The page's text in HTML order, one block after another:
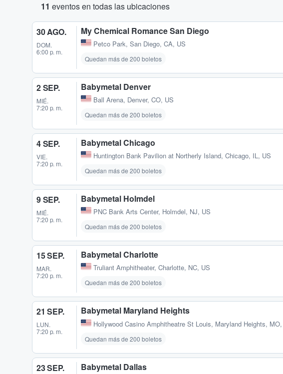
11 eventos en todas las ubicaciones
30 AGO.
DOM.
6:00 p. m.
My Chemical Romance San Diego
Petco Park, San Diego, CA, US
Quedan más de 200 boletos
2 SEP.
MIÉ.
7:20 p. m.
Babymetal Denver
Ball Arena, Denver, CO, US
Quedan más de 200 boletos
4 SEP.
VIE.
7:20 p. m.
Babymetal Chicago
Huntington Bank Pavilion at Northerly Island, Chicago, IL, US
Quedan más de 200 boletos
9 SEP.
MIÉ.
7:20 p. m.
Babymetal Holmdel
PNC Bank Arts Center, Holmdel, NJ, US
Quedan más de 200 boletos
15 SEP.
MAR.
7:20 p. m.
Babymetal Charlotte
Truliant Amphitheater, Charlotte, NC, US
Quedan más de 200 boletos
21 SEP.
LUN.
7:20 p. m.
Babymetal Maryland Heights
Hollywood Casino Amphitheatre St Louis, Maryland Heights,
Quedan más de 200 boletos
23 SEP. Babymetal Dallas